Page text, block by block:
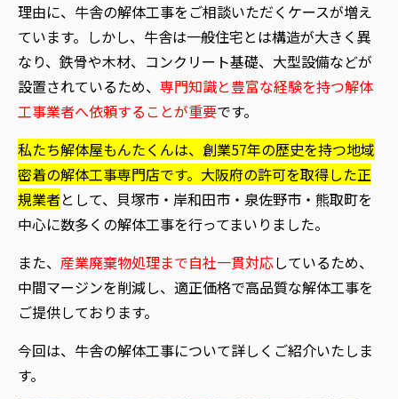
理由に、牛舎の解体工事をご相談いただくケースが増え
ています。しかし、牛舎は一般住宅とは構造が大きく異
なり、鉄骨や木材、コンクリート基礎、大型設備などが
設置されているため、 専門知識と豊富な経験を持つ解体
工事業者へ依頼することが重要です。
私たち解体屋もんたくんは、創業57年の歴史を持つ地域
密着の解体工事専門店です。大阪府の許可を取得した正
規業者として、 貝塚市・岸和田市・泉佐野市・熊取町を
中心に数多くの解体工事を行ってまいりました。
また、 産業廃棄物処理まで自社一貫対応しているため、
中間マージンを削減し、適正価格で高品質な解体工事を
ご提供しております。
今回は、牛舎の解体工事について詳しくご紹介いたしま
す。